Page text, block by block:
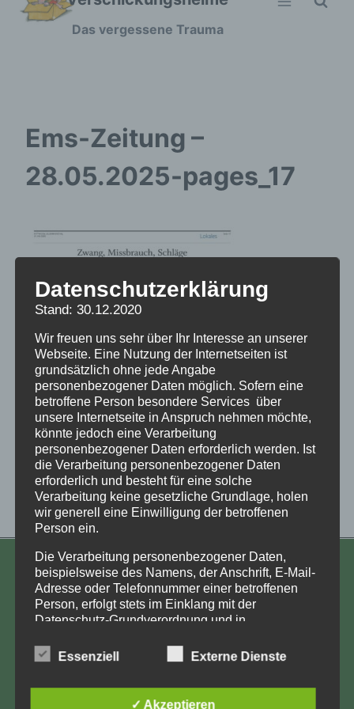
Zum
Das vergessene Trauma
Ems-Zeitung –
28.05.2025-pages_17
KONTAKT
Aufarbeitung und Erforschung
Kinderverschickung e.V.
Anja Röhl
12059 Berlin
Datenschutzerklärung
Stand: 30.12.2020
Wir freuen uns sehr über Ihr Interesse an unserer
Webseite. Eine Nutzung der Internetseiten ist
grundsätzlich ohne jede Angabe
personenbezogener Daten möglich. Sofern eine
betroffene Person besondere Services über
unsere Internetseite in Anspruch nehmen möchte,
könnte jedoch eine Verarbeitung
personenbezogener Daten erforderlich werden. Ist
die Verarbeitung personenbezogener Daten
erforderlich und besteht für eine solche
Verarbeitung keine gesetzliche Grundlage, holen
wir generell eine Einwilligung der betroffenen
Person ein.
Die Verarbeitung personenbezogener Daten,
beispielsweise des Namens, der Anschrift, E-Mail-
Adresse oder Telefonnummer einer betroffenen
Person, erfolgt stets im Einklang mit der
Datenschutz-Grundverordnung und in
landesspezifischen Datenschutzbestimmungen.
und Zweck der von uns erhobenen, genutzten und
Essenziell Externe Dienste
✓ Akzeptieren